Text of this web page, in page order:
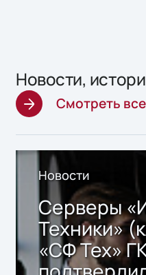
Новости,
Смотреть все
Новости
Серверы
Техники»
«СФ Тех»